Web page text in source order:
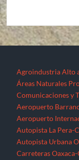
Agroindustria Alto
Áreas Naturales
Comunicaciones y
Aeropuerto
Aeropuerto
Autopista La Pera-
Autopista Urbana
Carreteras